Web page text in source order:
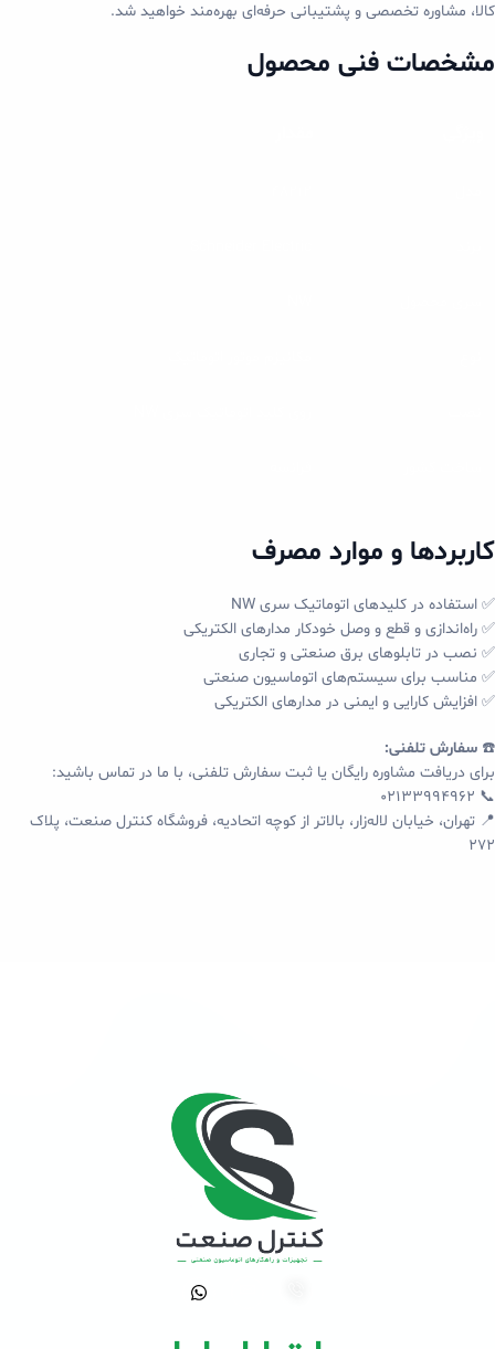
کالا، مشاوره تخصصی و پشتیبانی حرفه‌ای بهره‌مند خواهید شد.
مشخصات فنی محصول
کاربردها و موارد مصرف
✅ استفاده در کلیدهای اتوماتیک سری NW
✅ راه‌اندازی و قطع و وصل خودکار مدارهای الکتریکی
✅ نصب در تابلوهای برق صنعتی و تجاری
✅ مناسب برای سیستم‌های اتوماسیون صنعتی
✅ افزایش کارایی و ایمنی در مدارهای الکتریکی
☎️سفارش تلفنی:
برای دریافت مشاوره رایگان یا ثبت سفارش تلفنی، با ما در تماس باشید:
📞 02133994962
📍 تهران، خیابان لاله‌زار، بالاتر از کوچه اتحادیه، فروشگاه کنترل صنعت، پلاک
272